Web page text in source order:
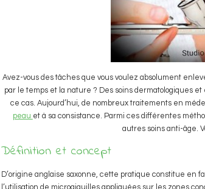
Avez-vous des tâches que vous voulez absolument
par le temps et la nature ? Des soins dermatologiques
ce cas. Aujourd’hui, de nombreux traitements en
peau et à sa consistance. Parmi ces différentes
autres soins anti-âge.
Définition et concept
D’origine anglaise saxonne, cette pratique constitue